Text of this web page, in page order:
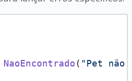
NaoEncontrado( "Pet não